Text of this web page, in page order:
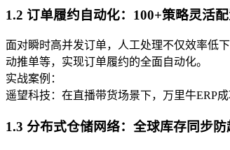
1.2 订单履约自动化：100+策略灵活
面对瞬时高并发订单，人工处理不仅效率低
动推单等，实现订单履约的全面自动化。
实战案例：
遥望科技：在直播带货场景下，万里牛ERP
1.3 分布式仓储网络：全球库存同步防